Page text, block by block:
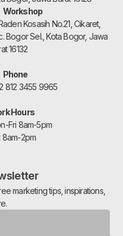
Workshop
Kosasih No.21, Cikaret,
Bogor Sel., Kota Bogor, Jawa
16132
Phone
812 3455 9965
Hours
Fri 8am-5pm
8am-2pm
marketing tips, inspirations,